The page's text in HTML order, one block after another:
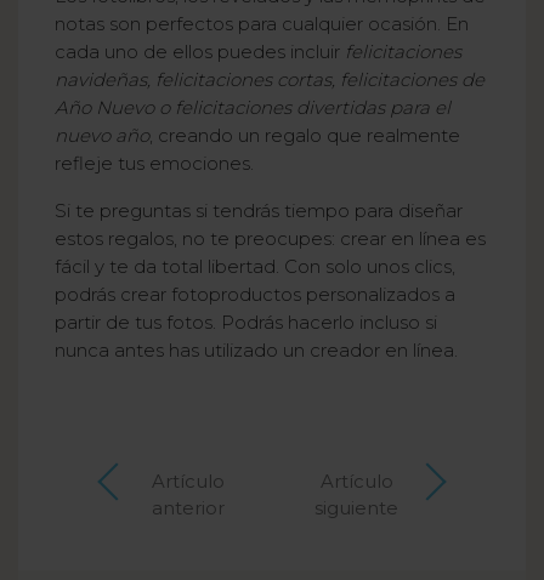
notas son perfectos para cualquier ocasión. En
cada uno de ellos puedes incluir felicitaciones
navideñas, felicitaciones cortas, felicitaciones de
Año Nuevo o felicitaciones divertidas para el
nuevo año, creando un regalo que realmente
refleje tus emociones.
Si te preguntas si tendrás tiempo para diseñar
estos regalos, no te preocupes: crear en línea es
fácil y te da total libertad. Con solo unos clics,
podrás crear fotoproductos personalizados a
partir de tus fotos. Podrás hacerlo incluso si
nunca antes has utilizado un creador en línea.
Artículo
anterior
Artículo
siguiente